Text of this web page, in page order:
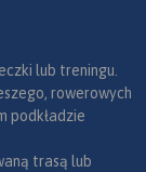
lub treningu.
rowerowych
podkładzie
trasą lub